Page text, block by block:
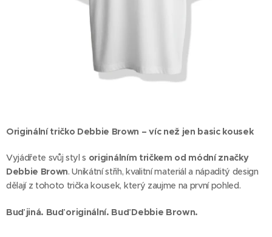
Originální tričko Debbie Brown – víc než jen basic kousek
Vyjádřete svůj styl s originálním tričkem od módní značky
Debbie Brown. Unikátní střih, kvalitní materiál a nápaditý design
dělají z tohoto trička kousek, který zaujme na první pohled.
Buď jiná. Buď originální. Buď Debbie Brown.